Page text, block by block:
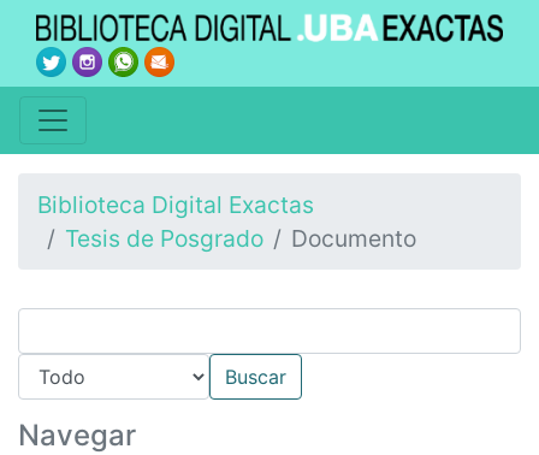
Biblioteca Digital Exactas
Tesis de Posgrado
Documento
Navegar